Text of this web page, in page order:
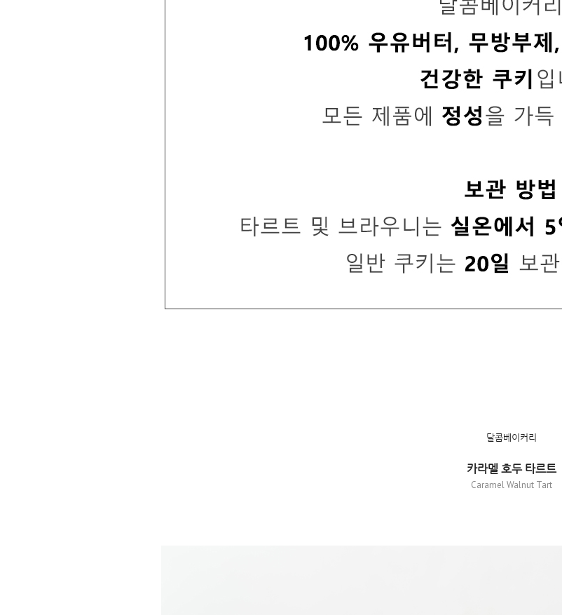
달콤베이커리
카라멜 호두 타르트
Caramel Walnut Tart